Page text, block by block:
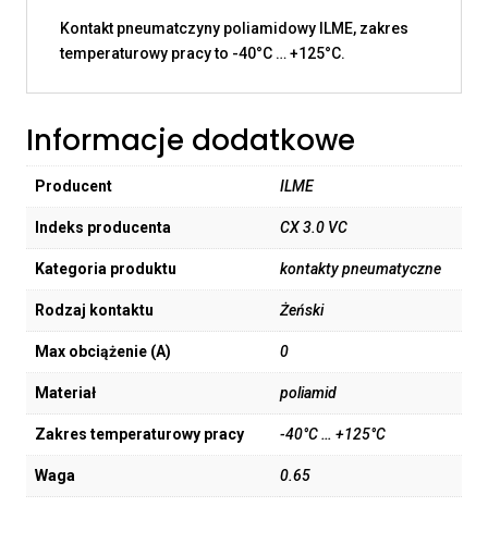
Kontakt pneumatczyny poliamidowy ILME, zakres
temperaturowy pracy to -40°C … +125°C.
Informacje dodatkowe
Producent ILME
Indeks producenta CX 3.0 VC
Kategoria produktu kontakty pneumatyczne
Rodzaj kontaktu Żeński
Max obciążenie (A) 0
Materiał poliamid
Zakres temperaturowy pracy -40°C … +125°C
Waga 0.65